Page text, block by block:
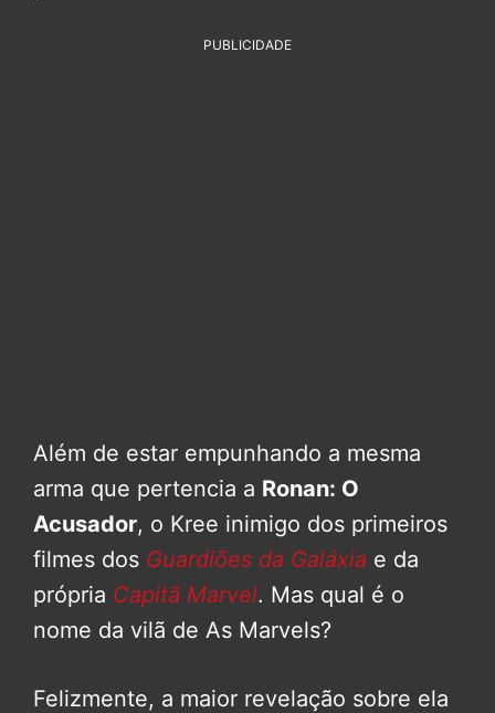
PUBLICIDADE
Além de estar empunhando a mesma
arma que pertencia a Ronan: O
Acusador, o Kree inimigo dos primeiros
filmes dos Guardiões da Galáxia e da
própria Capitã Marvel. Mas qual é o
nome da vilã de As Marvels?
Felizmente, a maior revelação sobre ela